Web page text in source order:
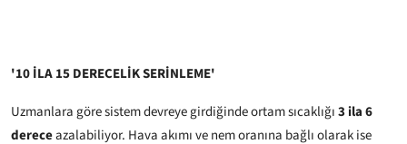
'10 İLA 15 DERECELİK SERİNLEME'
Uzmanlara göre sistem devreye girdiğinde ortam sıcaklığı3 ila 6
dereceazalabiliyor. Hava akımı ve nem oranına bağlı olarak ise